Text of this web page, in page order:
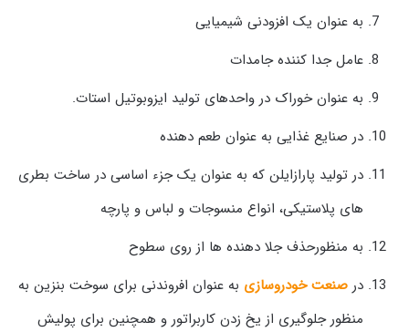
به عنوان یک افزودنی شیمیایی
عامل جدا کننده جامدات
به عنوان خوراک در واحدهای تولید ایزوبوتیل استات.
در صنایع غذایی به عنوان طعم دهنده
در تولید پارازایلن که به عنوان یک جزء اساسی در ساخت بطری
های پلاستیکی، انواع منسوجات و لباس و پارچه
به منظورحذف جلا دهنده ها از روی سطوح
در صنعت خودروسازی به عنوان افروندنی برای سوخت بنزین به
منظور جلوگیری از یخ زدن کاربراتور و همچنین برای پولیش